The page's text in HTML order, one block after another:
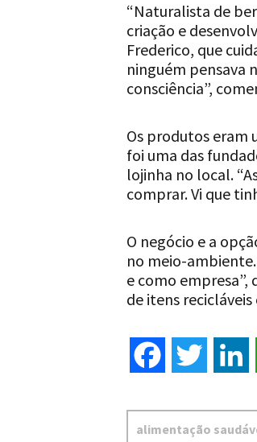
“Naturalista de
criação e
Frederico, que
ninguém pensava
consciência”,
Os produtos eram
foi uma das
lojinha no local.
comprar. Vi que
O negócio e a
no meio-
e como
de itens
Facebook Twitter
alimentação